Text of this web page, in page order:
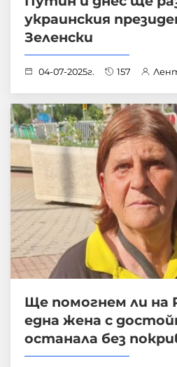
украинския
Зеленски
04-07-2025г. 157
Ще помогнем ли на
една жена с
останала без